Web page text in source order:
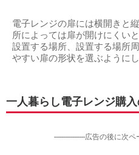
電子レンジの扉には横開きと
所によっては扉が開けにくい
設置する場所、設置する場所
やすい扉の形状を選ぶようにし
一人暮らし電子レンジ購
-----------------広告の後に次